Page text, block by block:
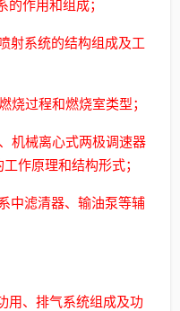
的作用和组成；
射系统的结构组成及工
烧过程和燃烧室类型；
机械离心式两极调速器
作原理和结构形式；
中滤清器、输油泵等辅
用、排气系统组成及功